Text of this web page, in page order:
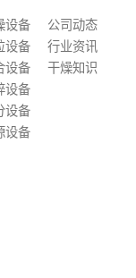
设备
设备
设备
设备
设备
设备
公司动态
行业资讯
干燥知识